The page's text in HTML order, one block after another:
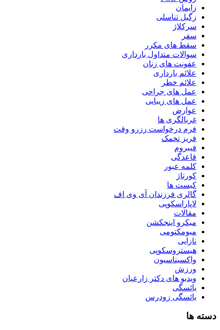
زایمان
زگیل تناسلی
سرکلاژ
سفر
سقط های مکرر
سوالات متداول بارداری
عفونت های زنان
علائم بارداری
علائم خطر
عمل های جراحی
عمل های زیبایی
عوارض
غربالگری ها
فرم درخواست رزرو وقت
فریز تخمک
فیبروم
قاعدگی
کلمه عبور
کورتاژ
کیست ها
گالری فرزندان آی وی اف
لاپاراسکوپی
مقالات
میکرو اینجکشن
میومکتومی
نازایی
هیستروسکوپی
واکسیناسیون
ورزش
ویدیو های دکتر زارعیان
یائسگی
یائسگی زودرس
دسته ها